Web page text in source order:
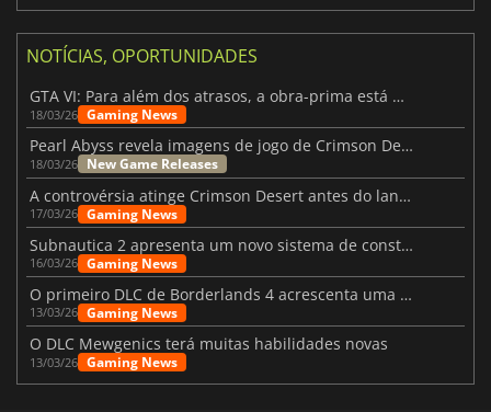
NOTÍCIAS, OPORTUNIDADES
GTA VI: Para além dos atrasos, a obra-prima está quase a chegar
18/03/26 Gaming News
Pearl Abyss revela imagens de jogo de Crimson Desert para a PS5
18/03/26 New Game Releases
A controvérsia atinge Crimson Desert antes do lançamento
17/03/26 Gaming News
Subnautica 2 apresenta um novo sistema de construção de bases
16/03/26 Gaming News
O primeiro DLC de Borderlands 4 acrescenta uma nova personagem e muito mais
13/03/26 Gaming News
O DLC Mewgenics terá muitas habilidades novas
13/03/26 Gaming News